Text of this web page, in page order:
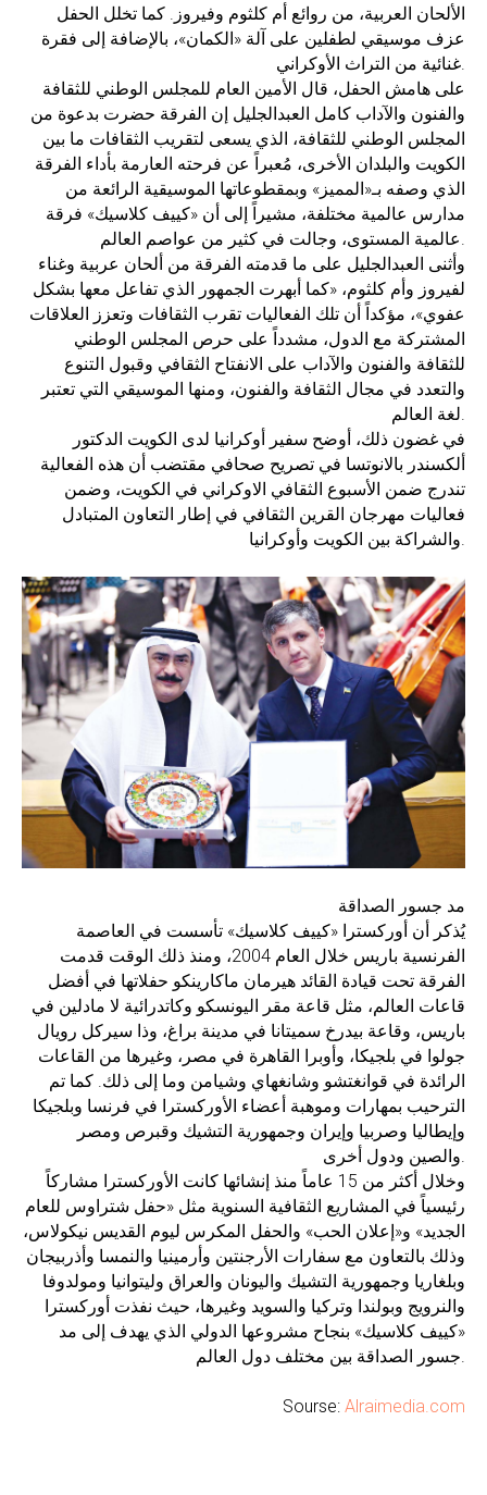
الألحان العربية، من روائع أم كلثوم وفيروز. كما تخلل الحفل
عزف موسيقي لطفلين على آلة «الكمان»، بالإضافة إلى فقرة
غنائية من التراث الأوكراني.
على هامش الحفل، قال الأمين العام للمجلس الوطني للثقافة
والفنون والآداب كامل العبدالجليل إن الفرقة حضرت بدعوة من
المجلس الوطني للثقافة، الذي يسعى لتقريب الثقافات ما بين
الكويت والبلدان الأخرى، مُعبراً عن فرحته العارمة بأداء الفرقة
الذي وصفه بـ«المميز» وبمقطوعاتها الموسيقية الرائعة من
مدارس عالمية مختلفة، مشيراً إلى أن «كييف كلاسيك» فرقة
عالمية المستوى، وجالت في كثير من عواصم العالم.
وأثنى العبدالجليل على ما قدمته الفرقة من ألحان عربية وغناء
لفيروز وأم كلثوم، «كما أبهرت الجمهور الذي تفاعل معها بشكل
عفوي»، مؤكداً أن تلك الفعاليات تقرب الثقافات وتعزز العلاقات
المشتركة مع الدول، مشدداً على حرص المجلس الوطني
للثقافة والفنون والآداب على الانفتاح الثقافي وقبول التنوع
والتعدد في مجال الثقافة والفنون، ومنها الموسيقي التي تعتبر
لغة العالم.
في غضون ذلك، أوضح سفير أوكرانيا لدى الكويت الدكتور
ألكسندر بالانوتسا في تصريح صحافي مقتضب أن هذه الفعالية
تندرج ضمن الأسبوع الثقافي الاوكراني في الكويت، وضمن
فعاليات مهرجان القرين الثقافي في إطار التعاون المتبادل
والشراكة بين الكويت وأوكرانيا.
مد جسور الصداقة
يُذكر أن أوركسترا «كييف كلاسيك» تأسست في العاصمة
الفرنسية باريس خلال العام 2004، ومنذ ذلك الوقت قدمت
الفرقة تحت قيادة القائد هيرمان ماكارينكو حفلاتها في أفضل
قاعات العالم، مثل قاعة مقر اليونسكو وكاتدرائية لا مادلين في
باريس، وقاعة بيدرخ سميتانا في مدينة براغ، وذا سيركل رويال
جولوا في بلجيكا، وأوبرا القاهرة في مصر، وغيرها من القاعات
الرائدة في قوانغتشو وشانغهاي وشيامن وما إلى ذلك. كما تم
الترحيب بمهارات وموهبة أعضاء الأوركسترا في فرنسا وبلجيكا
وإيطاليا وصربيا وإيران وجمهورية التشيك وقبرص ومصر
والصين ودول أخرى.
رئيسياً في المشاريع الثقافية السنوية مثل «حفل شتراوس للعام
الجديد» و«إعلان الحب» والحفل المكرس ليوم القديس نيكولاس،
وذلك بالتعاون مع سفارات الأرجنتين وأرمينيا والنمسا وأذربيجان
وبلغاريا وجمهورية التشيك واليونان والعراق وليتوانيا ومولدوفا
والنرويج وبولندا وتركيا والسويد وغيرها، حيث نفذت أوركسترا
«كييف كلاسيك» بنجاح مشروعها الدولي الذي يهدف إلى مد
جسور الصداقة بين مختلف دول العالم.
Sourse: Alraimedia.com